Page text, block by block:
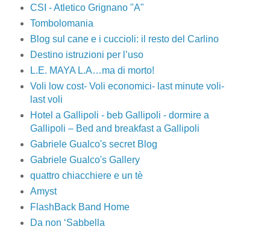
CSI - Atletico Grignano "A"
Tombolomania
Blog sul cane e i cuccioli: il resto del Carlino
Destino istruzioni per l’uso
L.E. MAYA L.A…ma di morto!
Voli low cost- Voli economici- last minute voli-
last voli
Hotel a Gallipoli - beb Gallipoli - dormire a
Gallipoli – Bed and breakfast a Gallipoli
Gabriele Gualco's secret Blog
Gabriele Gualco's Gallery
quattro chiacchiere e un tè
Amyst
FlashBack Band Home
Da non ‘Sabbella